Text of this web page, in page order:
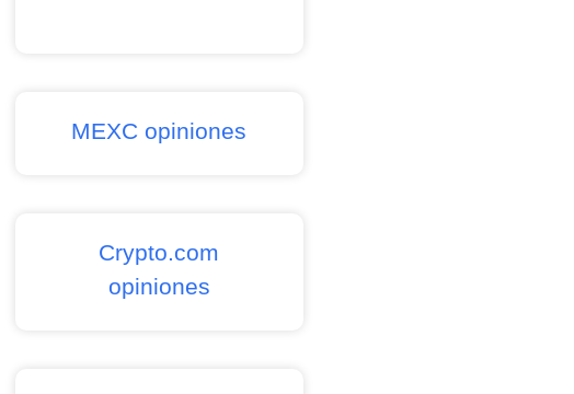
MEXC opiniones
Crypto.com
opiniones